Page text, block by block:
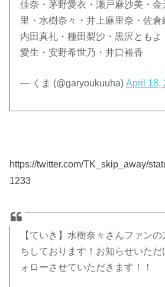
佳奈・茅野愛衣・瀬戸麻沙美・金
里・水樹奈々・井上麻里奈・佐倉
内田真礼・種田梨沙・黒沢とも
愛生・安野希世乃・井口裕香
— くま (@garyoukuuha)April 18,
https://twitter.com/TK_skip_away/
1233
【ていき】水樹奈々さんファン
ちしております！お知らせいただ
ォローさせていただきます！！